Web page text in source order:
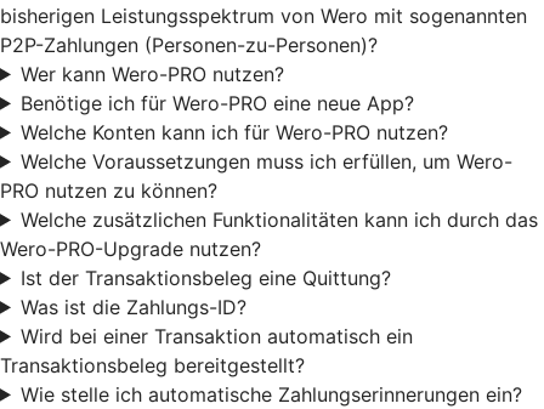
bisherigen Leistungsspektrum von Wero mit sogenannten
P2P-Zahlungen (Personen-zu-Personen)?
Wer kann Wero-PRO nutzen?
Benötige ich für Wero-PRO eine neue App?
Welche Konten kann ich für Wero-PRO nutzen?
Welche Voraussetzungen muss ich erfüllen, um Wero-
PRO nutzen zu können?
Welche zusätzlichen Funktionalitäten kann ich durch das
Wero-PRO-Upgrade nutzen?
Ist der Transaktionsbeleg eine Quittung?
Was ist die Zahlungs-ID?
Wird bei einer Transaktion automatisch ein
Transaktionsbeleg bereitgestellt?
Wie stelle ich automatische Zahlungserinnerungen ein?